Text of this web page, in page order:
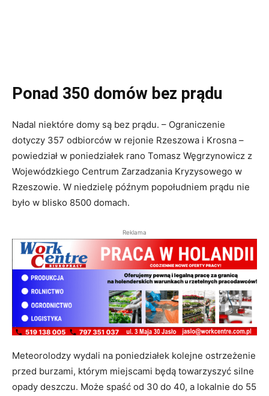
Ponad 350 domów bez prądu
Nadal niektóre domy są bez prądu. – Ograniczenie
dotyczy 357 odbiorców w rejonie Rzeszowa i Krosna –
powiedział w poniedziałek rano Tomasz Węgrzynowicz z
Wojewódzkiego Centrum Zarzadzania Kryzysowego w
Rzeszowie. W niedzielę późnym popołudniem prądu nie
było w blisko 8500 domach.
Reklama
Meteorolodzy wydali na poniedziałek kolejne ostrzeżenie
przed burzami, którym miejscami będą towarzyszyć silne
opady deszczu. Może spaść od 30 do 40, a lokalnie do 55